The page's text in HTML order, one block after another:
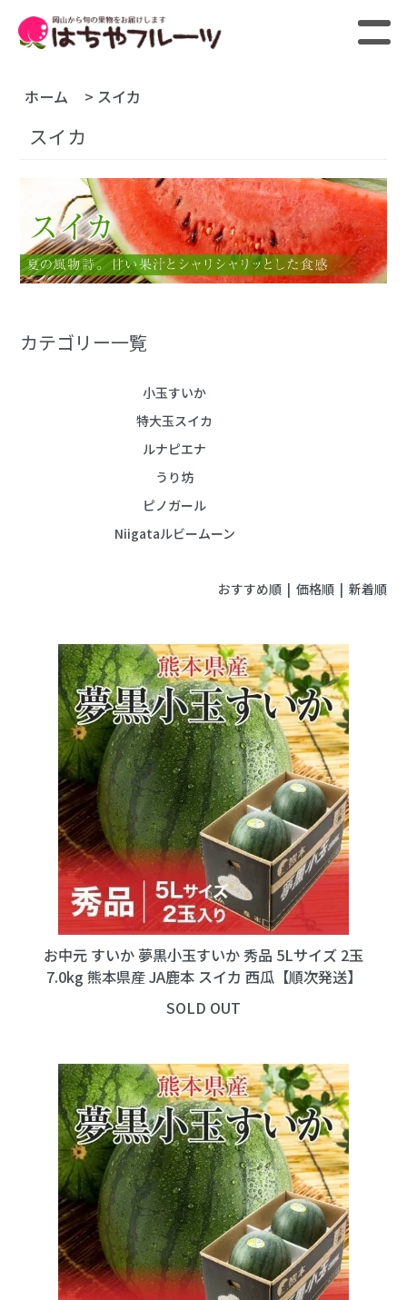
ホーム > スイカ
スイカ
カテゴリー一覧
小玉すいか
特大玉スイカ
ルナピエナ
うり坊
ピノガール
Niigataルビームーン
おすすめ順 | 価格順| 新着順
お中元 すいか 夢黒小玉すいか 秀品 5Lサイズ 2玉
7.0kg 熊本県産 JA鹿本 スイカ 西瓜【順次発送】
SOLD OUT